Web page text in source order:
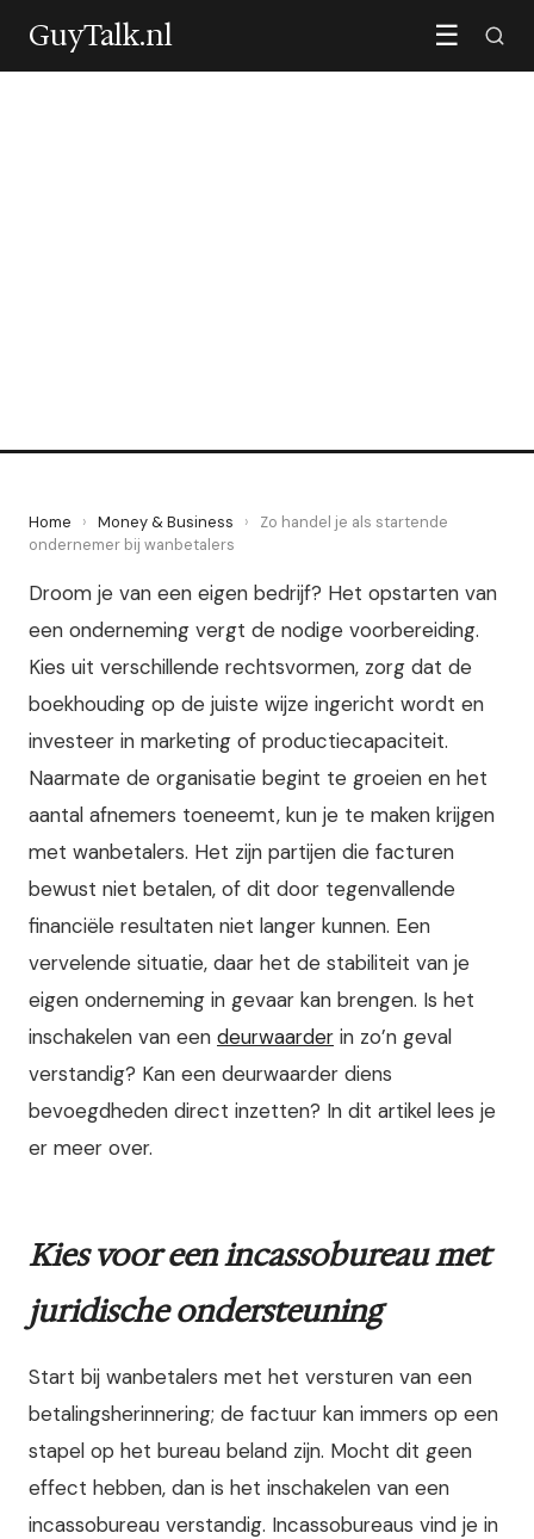
GuyTalk.nl ☰
Home › Money & Business ›
Zo handel je als startende
ondernemer bij wanbetalers
Droom je van een eigen bedrijf? Het opstarten van
een onderneming vergt de nodige voorbereiding.
Kies uit verschillende rechtsvormen, zorg dat de
boekhouding op de juiste wijze ingericht wordt en
investeer in marketing of productiecapaciteit.
Naarmate de organisatie begint te groeien en het
aantal afnemers toeneemt, kun je te maken krijgen
met wanbetalers. Het zijn partijen die facturen
bewust niet betalen, of dit door tegenvallende
financiële resultaten niet langer kunnen. Een
vervelende situatie, daar het de stabiliteit van je
eigen onderneming in gevaar kan brengen. Is het
inschakelen van een deurwaarder in zo’n geval
verstandig? Kan een deurwaarder diens
bevoegdheden direct inzetten? In dit artikel lees je
er meer over.
Kies voor een incassobureau met
juridische ondersteuning
Start bij wanbetalers met het versturen van een
betalingsherinnering; de factuur kan immers op een
stapel op het bureau beland zijn. Mocht dit geen
effect hebben, dan is het inschakelen van een
incassobureau verstandig. Incassobureaus vind je in